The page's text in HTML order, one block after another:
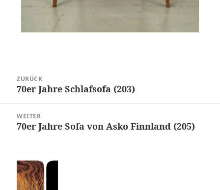
ZURÜCK
Vorheriger
70er Jahre Schlafsofa (203)
WEITER
Nächster
70er Jahre Sofa von Asko Finnland (205)